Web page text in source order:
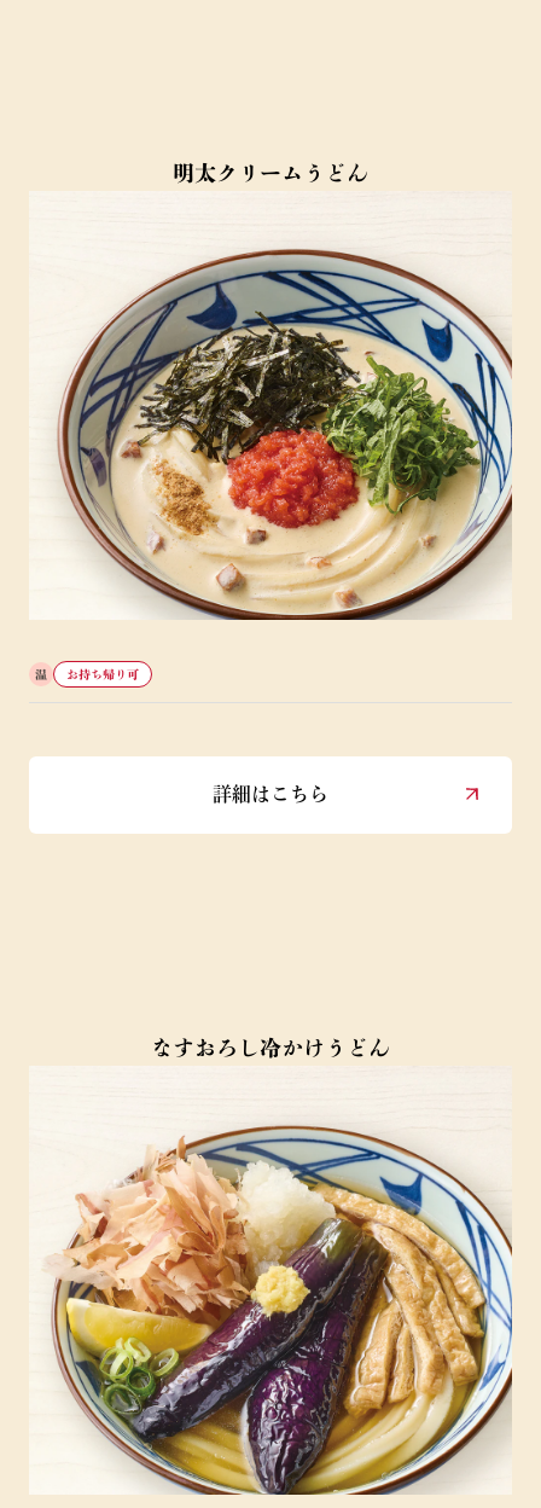
明太クリームうどん
温 お持ち帰り可
詳細はこちら
なすおろし冷かけうどん